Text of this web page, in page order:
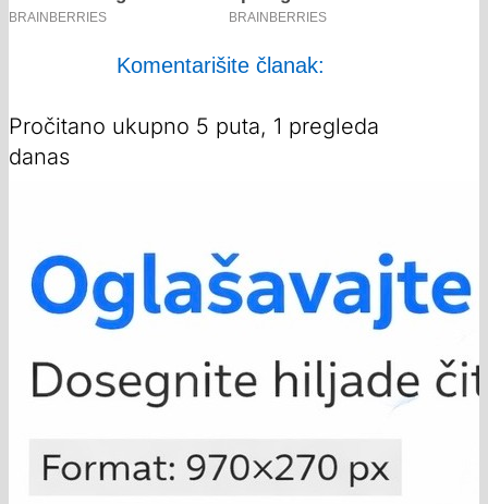
Komentarišite članak:
Pročitano ukupno 5 puta, 1 pregleda
danas